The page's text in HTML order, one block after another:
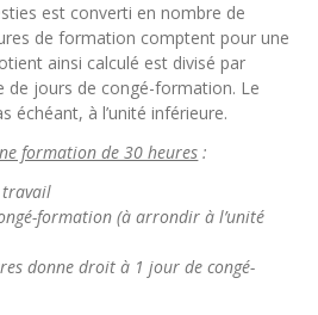
est converti en nombre de
de formation comptent pour une
ainsi calculé est divisé par
de jours de congé-formation. Le
échéant, à l’unité inférieure.
formation de 30 heures :
travail
formation(à arrondir à l’unité
donne droit à 1 jour de congé-